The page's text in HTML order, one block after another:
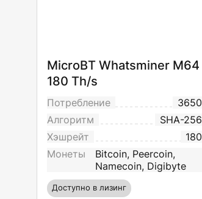
MicroBT Whatsminer M64
180 Th/s
Потребление
3650
Алгоритм
SHA-256
Хэшрейт
180
Монеты
Bitcoin, Peercoin,
Namecoin, Digibyte
Доступно в лизинг